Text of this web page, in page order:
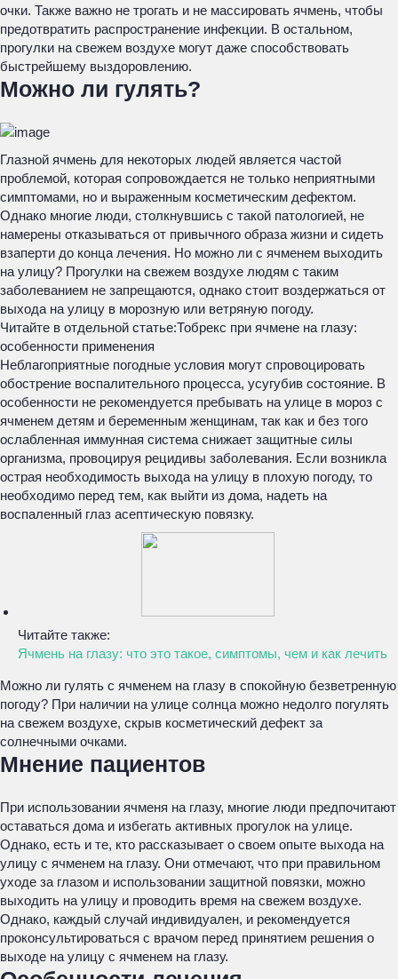
очки. Также важно не трогать и не массировать ячмень, чтобы
предотвратить распространение инфекции. В остальном,
прогулки на свежем воздухе могут даже способствовать
быстрейшему выздоровлению.
Можно ли гулять?
Глазной ячмень для некоторых людей является частой
проблемой, которая сопровождается не только неприятными
симптомами, но и выраженным косметическим дефектом.
Однако многие люди, столкнувшись с такой патологией, не
намерены отказываться от привычного образа жизни и сидеть
взаперти до конца лечения. Но можно ли с ячменем выходить
на улицу? Прогулки на свежем воздухе людям с таким
заболеванием не запрещаются, однако стоит воздержаться от
выхода на улицу в морозную или ветряную погоду.
Читайте в отдельной статье:Тобрекс при ячмене на глазу:
особенности применения
Неблагоприятные погодные условия могут спровоцировать
обострение воспалительного процесса, усугубив состояние. В
особенности не рекомендуется пребывать на улице в мороз с
ячменем детям и беременным женщинам, так как и без того
ослабленная иммунная система снижает защитные силы
организма, провоцируя рецидивы заболевания. Если возникла
острая необходимость выхода на улицу в плохую погоду, то
необходимо перед тем, как выйти из дома, надеть на
воспаленный глаз асептическую повязку.
Читайте также:
Ячмень на глазу: что это такое, симптомы, чем и как лечить
Можно ли гулять с ячменем на глазу в спокойную безветренную
погоду? При наличии на улице солнца можно недолго погулять
на свежем воздухе, скрыв косметический дефект за
солнечными очками.
Мнение пациентов
При использовании ячменя на глазу, многие люди предпочитают
оставаться дома и избегать активных прогулок на улице.
Однако, есть и те, кто рассказывает о своем опыте выхода на
улицу с ячменем на глазу. Они отмечают, что при правильном
уходе за глазом и использовании защитной повязки, можно
выходить на улицу и проводить время на свежем воздухе.
Однако, каждый случай индивидуален, и рекомендуется
проконсультироваться с врачом перед принятием решения о
выходе на улицу с ячменем на глазу.